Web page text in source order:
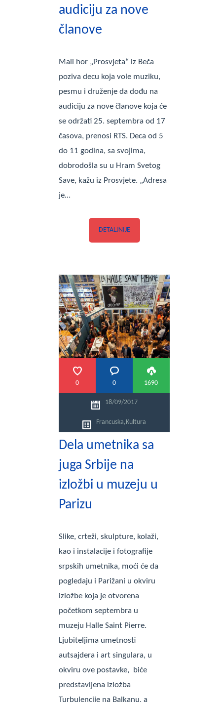
audiciju za nove
članove
Mali hor „Prosvjeta“ iz Beča
poziva decu koja vole muziku,
pesmu i druženje da dođu na
audiciju za nove članove koja će
se održati 25. septembra od 17
časova, prenosi RTS. Deca od 5
do 11 godina, sa svojima,
dobrodošla su u Hram Svetog
Save, kažu iz Prosvjete. „Adresa
je…
DETALJNIJE
0 0 1690
18/09/2017
Francuska, Kultura
Dela umetnika sa
juga Srbije na
izložbi u muzeju u
Parizu
Slike, crteži, skulpture, kolaži,
kao i instalacije i fotografije
srpskih umetnika, moći će da
pogledaju i Parižani u okviru
izložbe koja je otvorena
početkom septembra u
muzeju Halle Saint Pierre.
Ljubiteljima umetnosti
autsajdera i art singulara, u
okviru ove postavke, biće
predstavljena izložba
Turbulencije na Balkanu, a